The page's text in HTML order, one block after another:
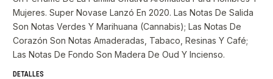
Mujeres. Super Novase Lanzó En 2020. Las Notas De Salida
Son Notas Verdes Y Marihuana (Cannabis); Las Notas De
Corazón Son Notas Amaderadas, Tabaco, Resinas Y Café;
Las Notas De Fondo Son Madera De Oud Y Incienso.
DETALLES